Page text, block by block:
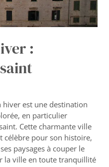
:
est une destination
en particulier
Cette charmante ville
célèbre pour son histoire,
paysages à couper le
la ville en toute tranquillité